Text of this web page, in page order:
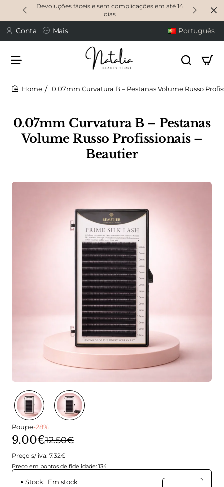
Devoluções fáceis e sem complicações em até 14
dias
Conta Mais Português
0.07mm Curvatura B – Pestanas
Volume Russo Profissionais –
Beautier
0.07mm Curvatura B – Pestanas Volume Russo
Poupe-28%
9.00€12.50€
Preço s/ iva: 7.32€
Preço em pontos de fidelidade: 134
Stock: Em stock